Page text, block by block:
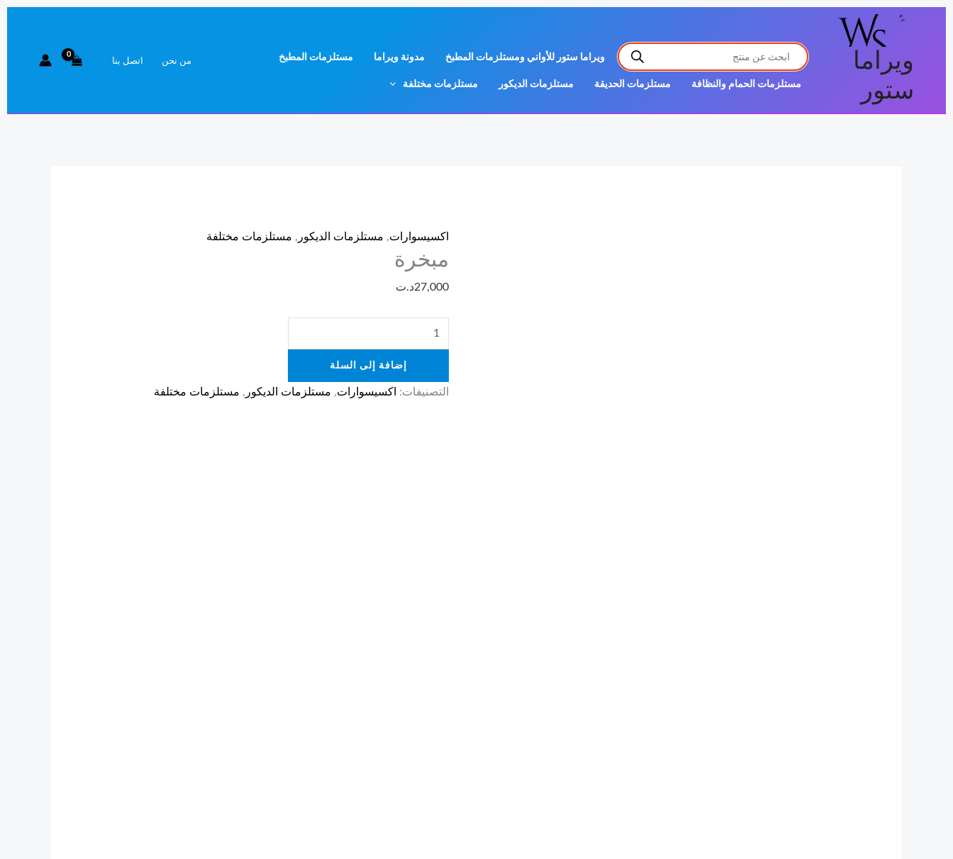
تخطي
ويراما
ستور
PRODUCTS
SEARCH
ويراما ستور للأواني ومستلزمات المطبخ مدونة ويراما مستلزمات المطبخ
مستلزمات الحمام والنظافة مستلزمات الحديقة مستلزمات الديكور مستلزمات مختلفة
من نحن اتصل بنا
اكسيسوارات, مستلزمات الديكور , مستلزمات مختلفة
مبخرة
27,000د.ت
إضافة إلى السلة
التصنيفات: اكسيسوارات, مستلزمات الديكور , مستلزمات مختلفة